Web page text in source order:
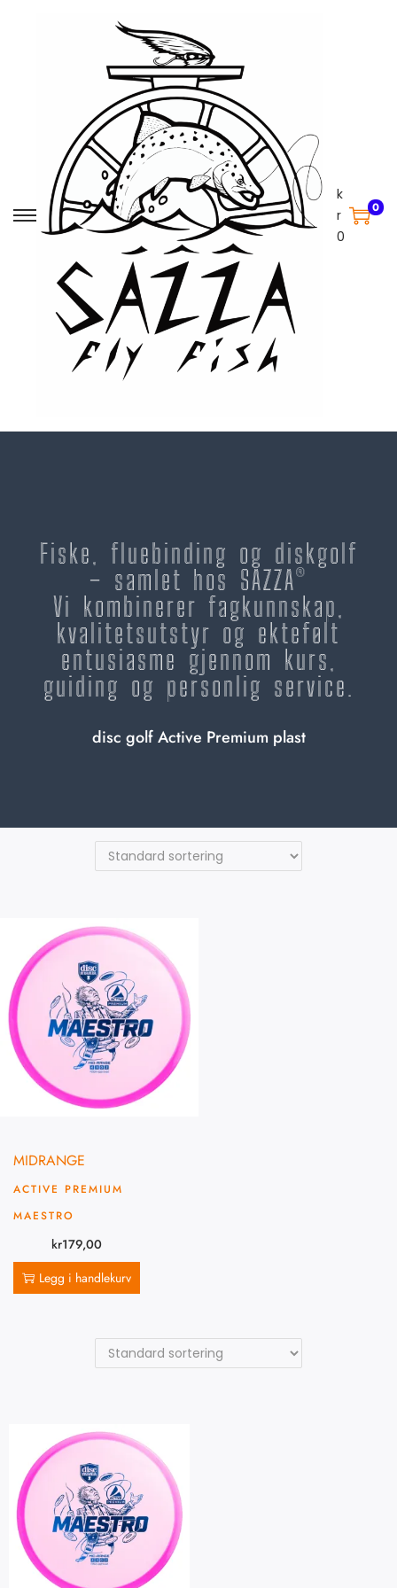
k
r
0
0
Fiske, fluebinding og diskgolf
– samlet hos SAZZA®
Vi kombinerer fagkunnskap,
kvalitetsutstyr og ektefølt
entusiasme gjennom kurs,
guiding og personlig service.
disc golf Active Premium plast
MIDRANGE
ACTIVE PREMIUM
MAESTRO
kr179,00
Legg i handlekurv